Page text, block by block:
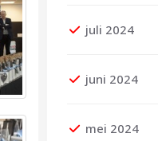
juli 2024
juni 2024
mei 2024